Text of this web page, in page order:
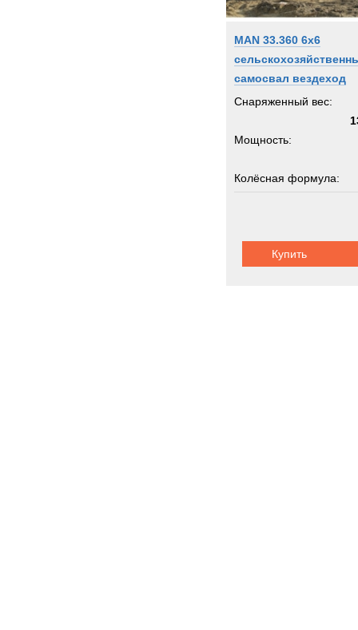
MAN 33.360 6x6
самосвал вездеход
Снаряженный вес:
Мощность:
Колёсная формула:
Купить